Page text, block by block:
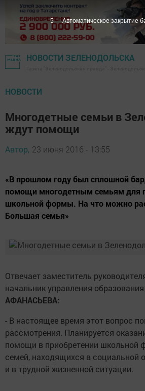
НОВОСТИ ЗЕЛЕНОДОЛЬСКА
НОВОСТИ
Многодетные семьи в
ждут помощи
Автор, 23 июня 2016 - 13:55
«В прошлом году был сплошной
помощи многодетным семьям для
школьной формы. На что можно
Большая семья»
Отвечает заместитель
начальник управления образования
АФАНАСЬЕВА:
- В настоящее время этот вопрос
рассмотрения. Планируется
помощи в приобретении школьной
семей, находящихся в социальной
и в трудной жизненной ситуации.
5 Автоматическое закрытие